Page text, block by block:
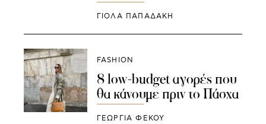
ΓΙΌΛΑ ΠΑΠΑΔΆΚΗ
FASHION
8 low-budget αγορές που
θα κάνουμε πριν το Πάσχα
ΓΕΩΡΓΙΑ ΦΕΚΟΥ